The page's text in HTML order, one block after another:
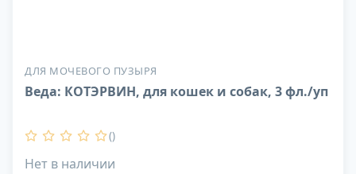
ДЛЯ МОЧЕВОГО ПУЗЫРЯ
Веда: КОТЭРВИН, для кошек и собак, 3 фл./уп
()
Нет в наличии